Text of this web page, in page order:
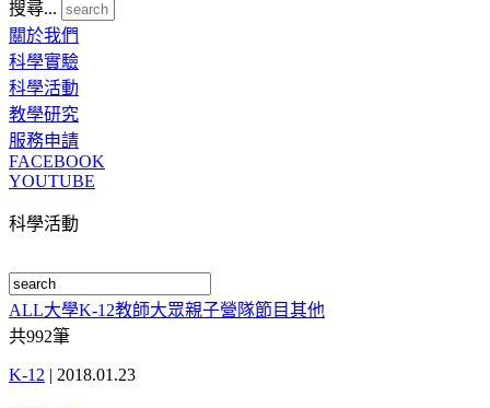
搜尋...
關於我們
科學實驗
科學活動
教學研究
服務申請
FACEBOOK
YOUTUBE
科學活動
ALL大學K-12教師大眾親子營隊節目其他
共992筆
K-12 | 2018.01.23